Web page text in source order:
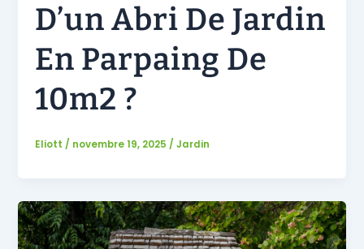
D’un Abri De Jardin
En Parpaing De
10m2 ?
Eliott / novembre 19, 2025 / Jardin